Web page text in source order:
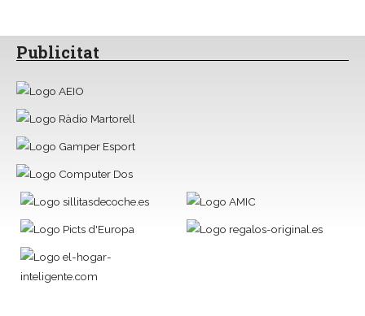
Publicitat